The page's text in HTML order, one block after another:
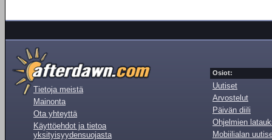
Tietoja meistä
Mainonta
Ota yhteyttä
Käyttöehdot ja tietoa
yksityisyydensuojasta
Osiot:
Uutiset
Arvostelut
Päivän diili
Ohjelmien
Mobiilialan